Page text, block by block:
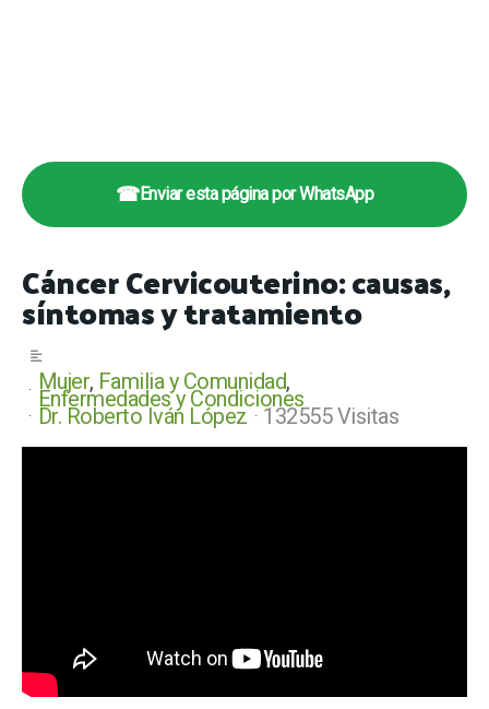
☎Enviar esta página por WhatsApp
Cáncer Cervicouterino: causas,
síntomas y tratamiento
Mujer Familia y Comunidad
Enfermedades y Condiciones
Dr. Roberto Iván López 132555 Visitas